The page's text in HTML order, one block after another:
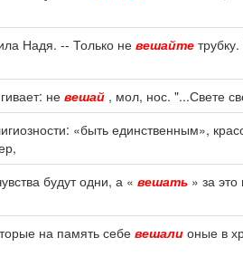
Надя. -- Только невешайте
не вешай , мол, нос. "...Свете
«быть единственным»,
будут одни, а « вешать » за
на память себе вешали оные в